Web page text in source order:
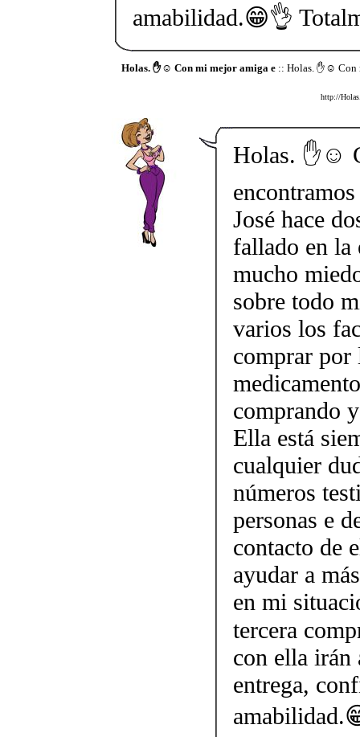
amabilidad.😁👌
Holas. ✋☺️ Con mi mejor amiga e:: Holas. ✋☺️ Con
http://
Holas. ✋☺️
José hace
fallado en la
mucho
sobre todo
varios los
comprar por
comprando
Ella está
cualquier
números
personas e
contacto de
ayudar a
en mi
tercera
con ella irán
entrega,